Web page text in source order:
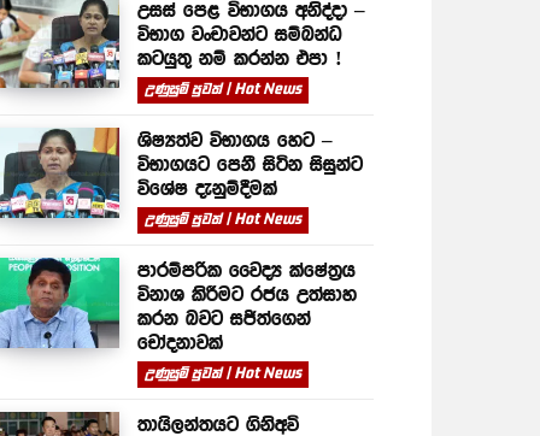
උසස් පෙළ විභාගය අනිද්දා –
විභාග වංචාවන්ට සම්බන්ධ
කටයුතු නම් කරන්න එපා !
උණුසුම් පුවත් | Hot News
ශිෂ්‍යත්ව විභාගය හෙට –
විභාගයට පෙනී සිටින සිසුන්ට
විශේෂ දැනුම්දීමක්
උණුසුම් පුවත් | Hot News
පාරම්පරික වෛද්‍ය ක්ෂේත්‍රය
විනාශ කිරීමට රජය උත්සාහ
කරන බවට සජිත්ගෙන්
චෝදනාවක්
උණුසුම් පුවත් | Hot News
තායිලන්තයට ගිනිඅවි